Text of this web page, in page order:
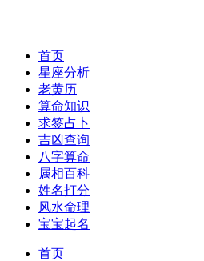
首页
星座分析
老黄历
算命知识
求签占卜
吉凶查询
八字算命
属相百科
姓名打分
风水命理
宝宝起名
首页